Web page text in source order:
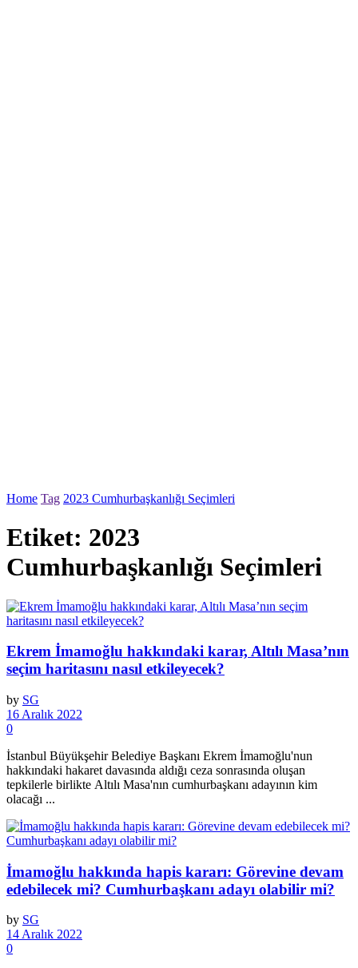
Home Tag 2023 Cumhurbaşkanlığı Seçimleri
Etiket: 2023
Cumhurbaşkanlığı Seçimleri
Ekrem İmamoğlu hakkındaki karar, Altılı Masa’nın
seçim haritasını nasıl etkileyecek?
by SG
16 Aralık 2022
0
İstanbul Büyükşehir Belediye Başkanı Ekrem İmamoğlu'nun
hakkındaki hakaret davasında aldığı ceza sonrasında oluşan
tepkilerle birlikte Altılı Masa'nın cumhurbaşkanı adayının kim
olacağı ...
İmamoğlu hakkında hapis kararı: Görevine devam
edebilecek mi? Cumhurbaşkanı adayı olabilir mi?
by SG
14 Aralık 2022
0